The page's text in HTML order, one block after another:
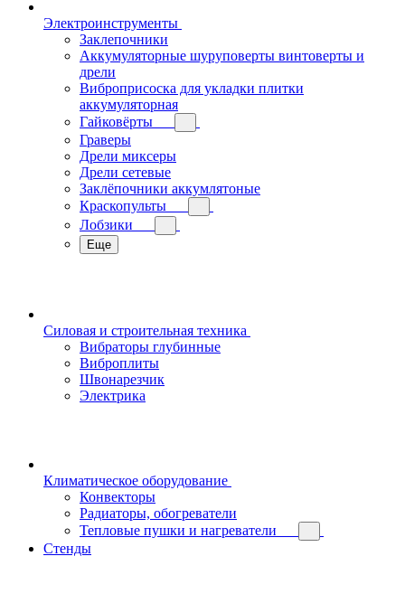
Электроинструменты
Заклепочники
Аккумуляторные шуруповерты винтоверты и
дрели
Виброприсоска для укладки плитки
аккумуляторная
Гайковёрты
Граверы
Дрели миксеры
Дрели сетевые
Заклёпочники аккумлятоные
Краскопульты
Лобзики
Еще
Силовая и строительная техника
Вибраторы глубинные
Виброплиты
Швонарезчик
Электрика
Климатическое оборудование
Конвекторы
Радиаторы, обогреватели
Тепловые пушки и нагреватели
Стенды